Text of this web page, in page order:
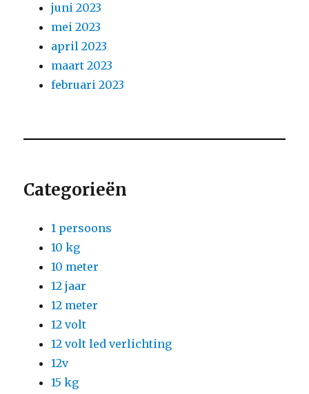
juni 2023
mei 2023
april 2023
maart 2023
februari 2023
Categorieën
1 persoons
10 kg
10 meter
12 jaar
12 meter
12 volt
12 volt led verlichting
12v
15 kg